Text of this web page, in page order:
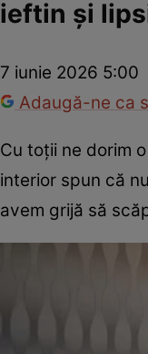
ieftin și
7 iunie 2026 5:00
Adaugă-ne ca
Cu toții ne dorim
interior spun că
avem grijă să